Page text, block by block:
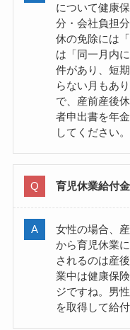
について健康
分・会社負担
休の免除には
は「同一月内
件があり、短
らない月もあ
で、産前産後
者申出書を年
してください。
育児休業給付
女性の場合、
から育児休業
されるのは産
業中は健康保
ジですね。男
を取得して給